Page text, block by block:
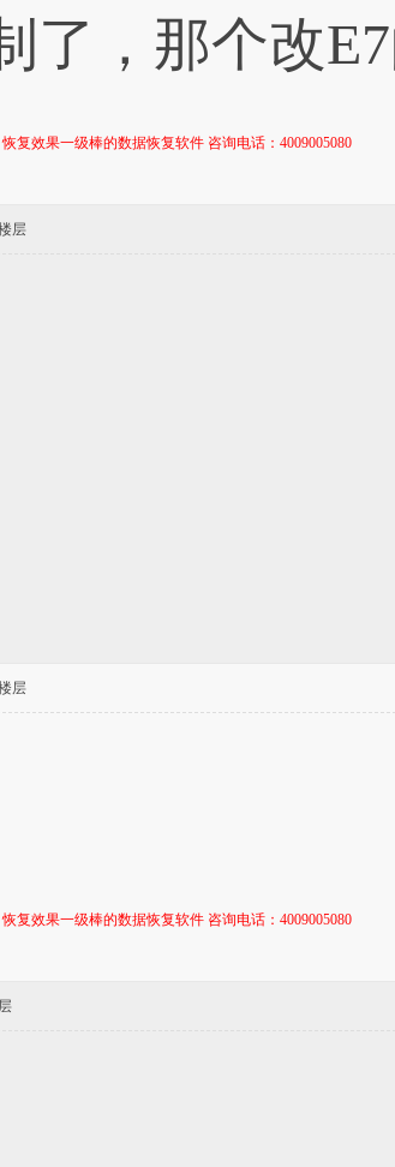
了，那个改
复效果一级棒的数据恢复软件 咨询电话：4009005080
层
层
复效果一级棒的数据恢复软件 咨询电话：4009005080